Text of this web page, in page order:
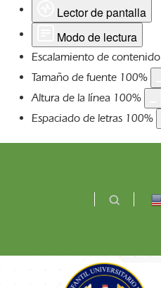
Lector de pantalla
Modo de lectura
Escalamiento de contenido
Tamaño de fuente 100%
Altura de la línea 100%
Espaciado de letras 100%